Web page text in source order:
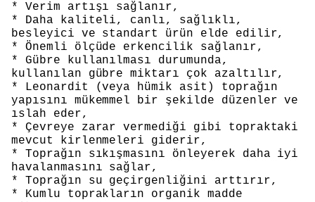
* Verim artışı sağlanır,
* Daha kaliteli, canlı, sağlıklı,
besleyici ve standart ürün elde edilir,
* Önemli ölçüde erkencilik sağlanır,
* Gübre kullanılması durumunda,
kullanılan gübre miktarı çok azaltılır,
* Leonardit (veya hümik asit) toprağın
yapısını mükemmel bir şekilde düzenler ve
ıslah eder,
* Çevreye zarar vermediği gibi topraktaki
mevcut kirlenmeleri giderir,
* Toprağın sıkışmasını önleyerek daha iyi
havalanmasını sağlar,
* Toprağın su geçirgenliğini arttırır,
* Kumlu toprakların organik madde